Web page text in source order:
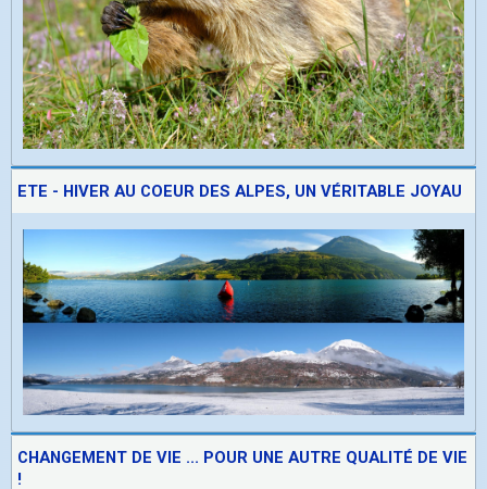
ETE - HIVER AU COEUR DES ALPES, UN VÉRITABLE JOYAU
CHANGEMENT DE VIE ... POUR UNE AUTRE QUALITÉ DE VIE
!